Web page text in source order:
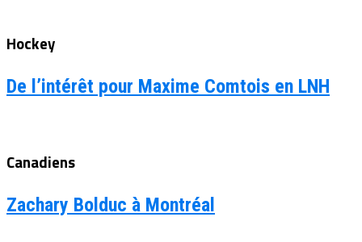
Hockey
De l’intérêt pour Maxime Comtois en LNH
Canadiens
Zachary Bolduc à Montréal